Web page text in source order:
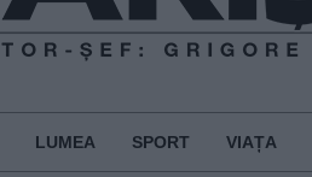
LUMEA SPORT VIAȚA